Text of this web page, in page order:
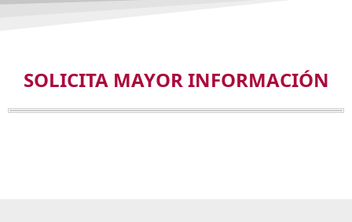
SOLICITA MAYOR INFORMACIÓN